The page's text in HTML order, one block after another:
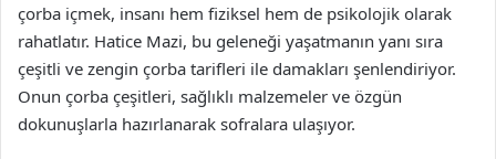
çorba içmek, insanı hem fiziksel hem de psikolojik olarak
rahatlatır. Hatice Mazi, bu geleneği yaşatmanın yanı sıra
çeşitli ve zengin çorba tarifleri ile damakları şenlendiriyor.
Onun çorba çeşitleri, sağlıklı malzemeler ve özgün
dokunuşlarla hazırlanarak sofralara ulaşıyor.